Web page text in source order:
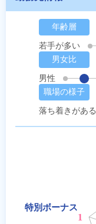
年齢層
若手が多い
男女比
男性
職場の様子
落ち着きがある